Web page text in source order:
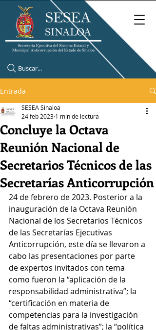
Buscar...
Entrada
Concluye la Octava
Reunión Nacional de
Secretarios Técnicos de las
Secretarías Anticorrupción
SESEA Sinaloa
24 feb 2023 1 min de lectura
24 de febrero de 2023. Posterior a la
inauguración de la Octava Reunión
Nacional de los Secretarios Técnicos
de las Secretarías Ejecutivas
Anticorrupción, este día se llevaron a
cabo las presentaciones por parte
de expertos invitados con tema
como fueron la “aplicación de la
responsabilidad administrativa”; la
“certificación en materia de
competencias para la investigación
de faltas administrativas”; la “política